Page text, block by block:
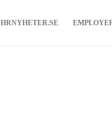
HRNYHETER.SE